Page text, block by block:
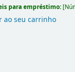
para empréstimo: [
ao seu carrinho